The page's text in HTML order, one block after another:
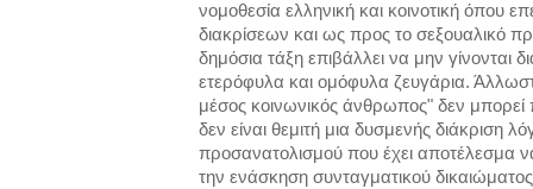
νομοθεσία ελληνική και κοινοτική όπου
διακρίσεων και ως προς το σεξουαλικό
δημόσια τάξη επιβάλλει να μην γίνονται
ετερόφυλα και ομόφυλα ζευγάρια.
μέσος κοινωνικός άνθρωπος" δεν
δεν είναι θεμιτή μια δυσμενής διάκριση
προσανατολισμού που έχει αποτέλεσμα
την ενάσκηση συνταγματικού